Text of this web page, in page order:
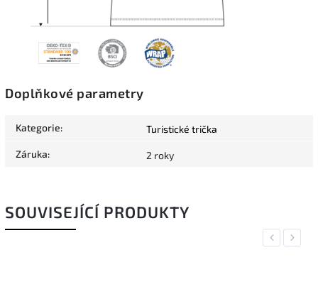
Doplňkové parametry
Kategorie: Turistické trička
Záruka: 2 roky
SOUVISEJÍCÍ PRODUKTY
Previous
Next